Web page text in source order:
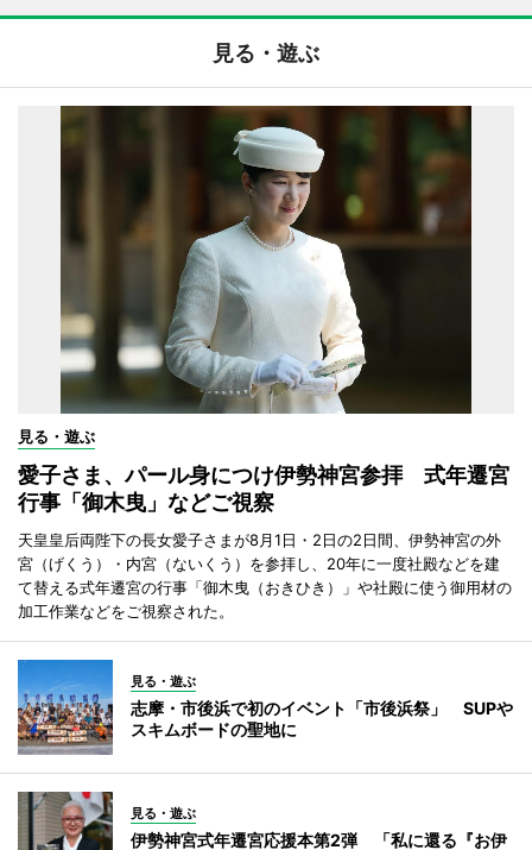
見る・遊ぶ
見る・遊ぶ
愛子さま、パール身につけ伊勢神宮参拝 式年遷宮
行事「御木曳」などご視察
天皇皇后両陛下の長女愛子さまが8月1日・2日の2日間、伊勢神宮の外
宮（げくう）・内宮（ないくう）を参拝し、20年に一度社殿などを建
て替える式年遷宮の行事「御木曳（おきひき）」や社殿に使う御用材の
加工作業などをご視察された。
見る・遊ぶ
志摩・市後浜で初のイベント「市後浜祭」 SUPや
スキムボードの聖地に
見る・遊ぶ
伊勢神宮式年遷宮応援本第2弾 「私に還る『お伊